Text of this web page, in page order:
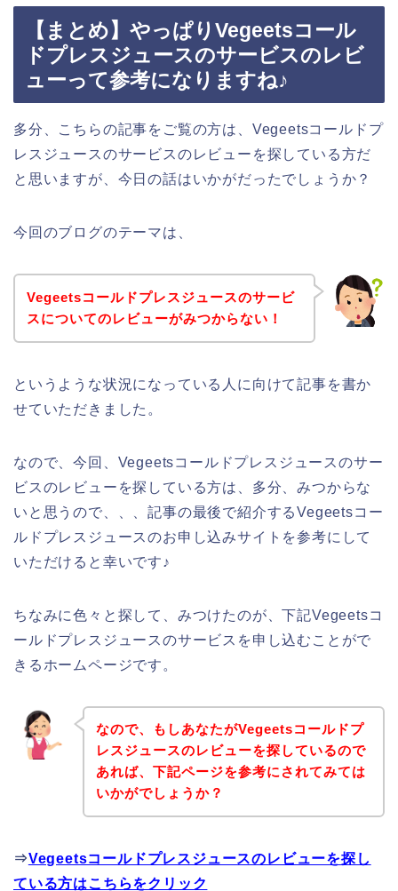
【まとめ】やっぱりVegeetsコール
ドプレスジュースのサービスのレビ
ューって参考になりますね♪
多分、こちらの記事をご覧の方は、Vegeetsコールドプ
レスジュースのサービスのレビューを探している方だ
と思いますが、今日の話はいかがだったでしょうか？
今回のブログのテーマは、
Vegeetsコールドプレスジュースのサービ
スについてのレビューがみつからない！
というような状況になっている人に向けて記事を書か
せていただきました。
なので、今回、Vegeetsコールドプレスジュースのサー
ビスのレビューを探している方は、多分、みつからな
いと思うので、、、記事の最後で紹介するVegeetsコー
ルドプレスジュースのお申し込みサイトを参考にして
いただけると幸いです♪
ちなみに色々と探して、みつけたのが、下記Vegeetsコ
ールドプレスジュースのサービスを申し込むことがで
きるホームページです。
なので、もしあなたがVegeetsコールドプ
レスジュースのレビューを探しているので
あれば、下記ページを参考にされてみては
いかがでしょうか？
⇒Vegeetsコールドプレスジュースのレビューを探し
ている方はこちらをクリック